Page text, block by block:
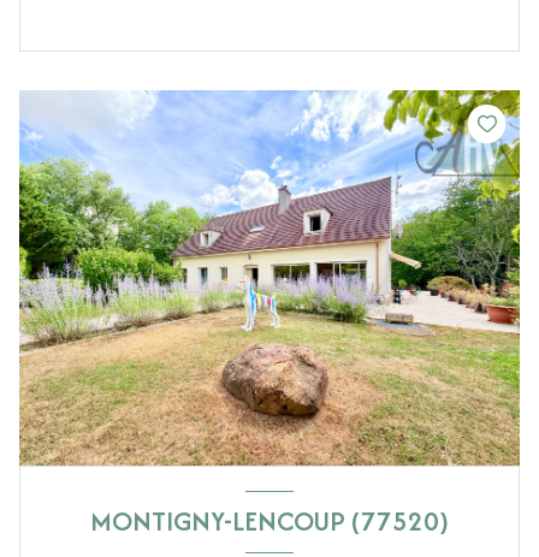
MONTIGNY-LENCOUP (77520)